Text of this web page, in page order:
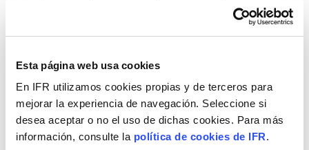
Esta página web usa cookies
En IFR utilizamos cookies propias y de terceros para
mejorar la experiencia de navegación. Seleccione si
desea aceptar o no el uso de dichas cookies. Para más
información, consulte la política de cookies de IFR.
los Dispositivos IoT en Granjas 5.0, las
posibilidades de generar innovaciones son
Predictivas para Granjas 5.0
permiten optimizar de forma inteligente
cualquier posible desviación o incidencia en
la Gestión de Granjas, en múltiples variables,